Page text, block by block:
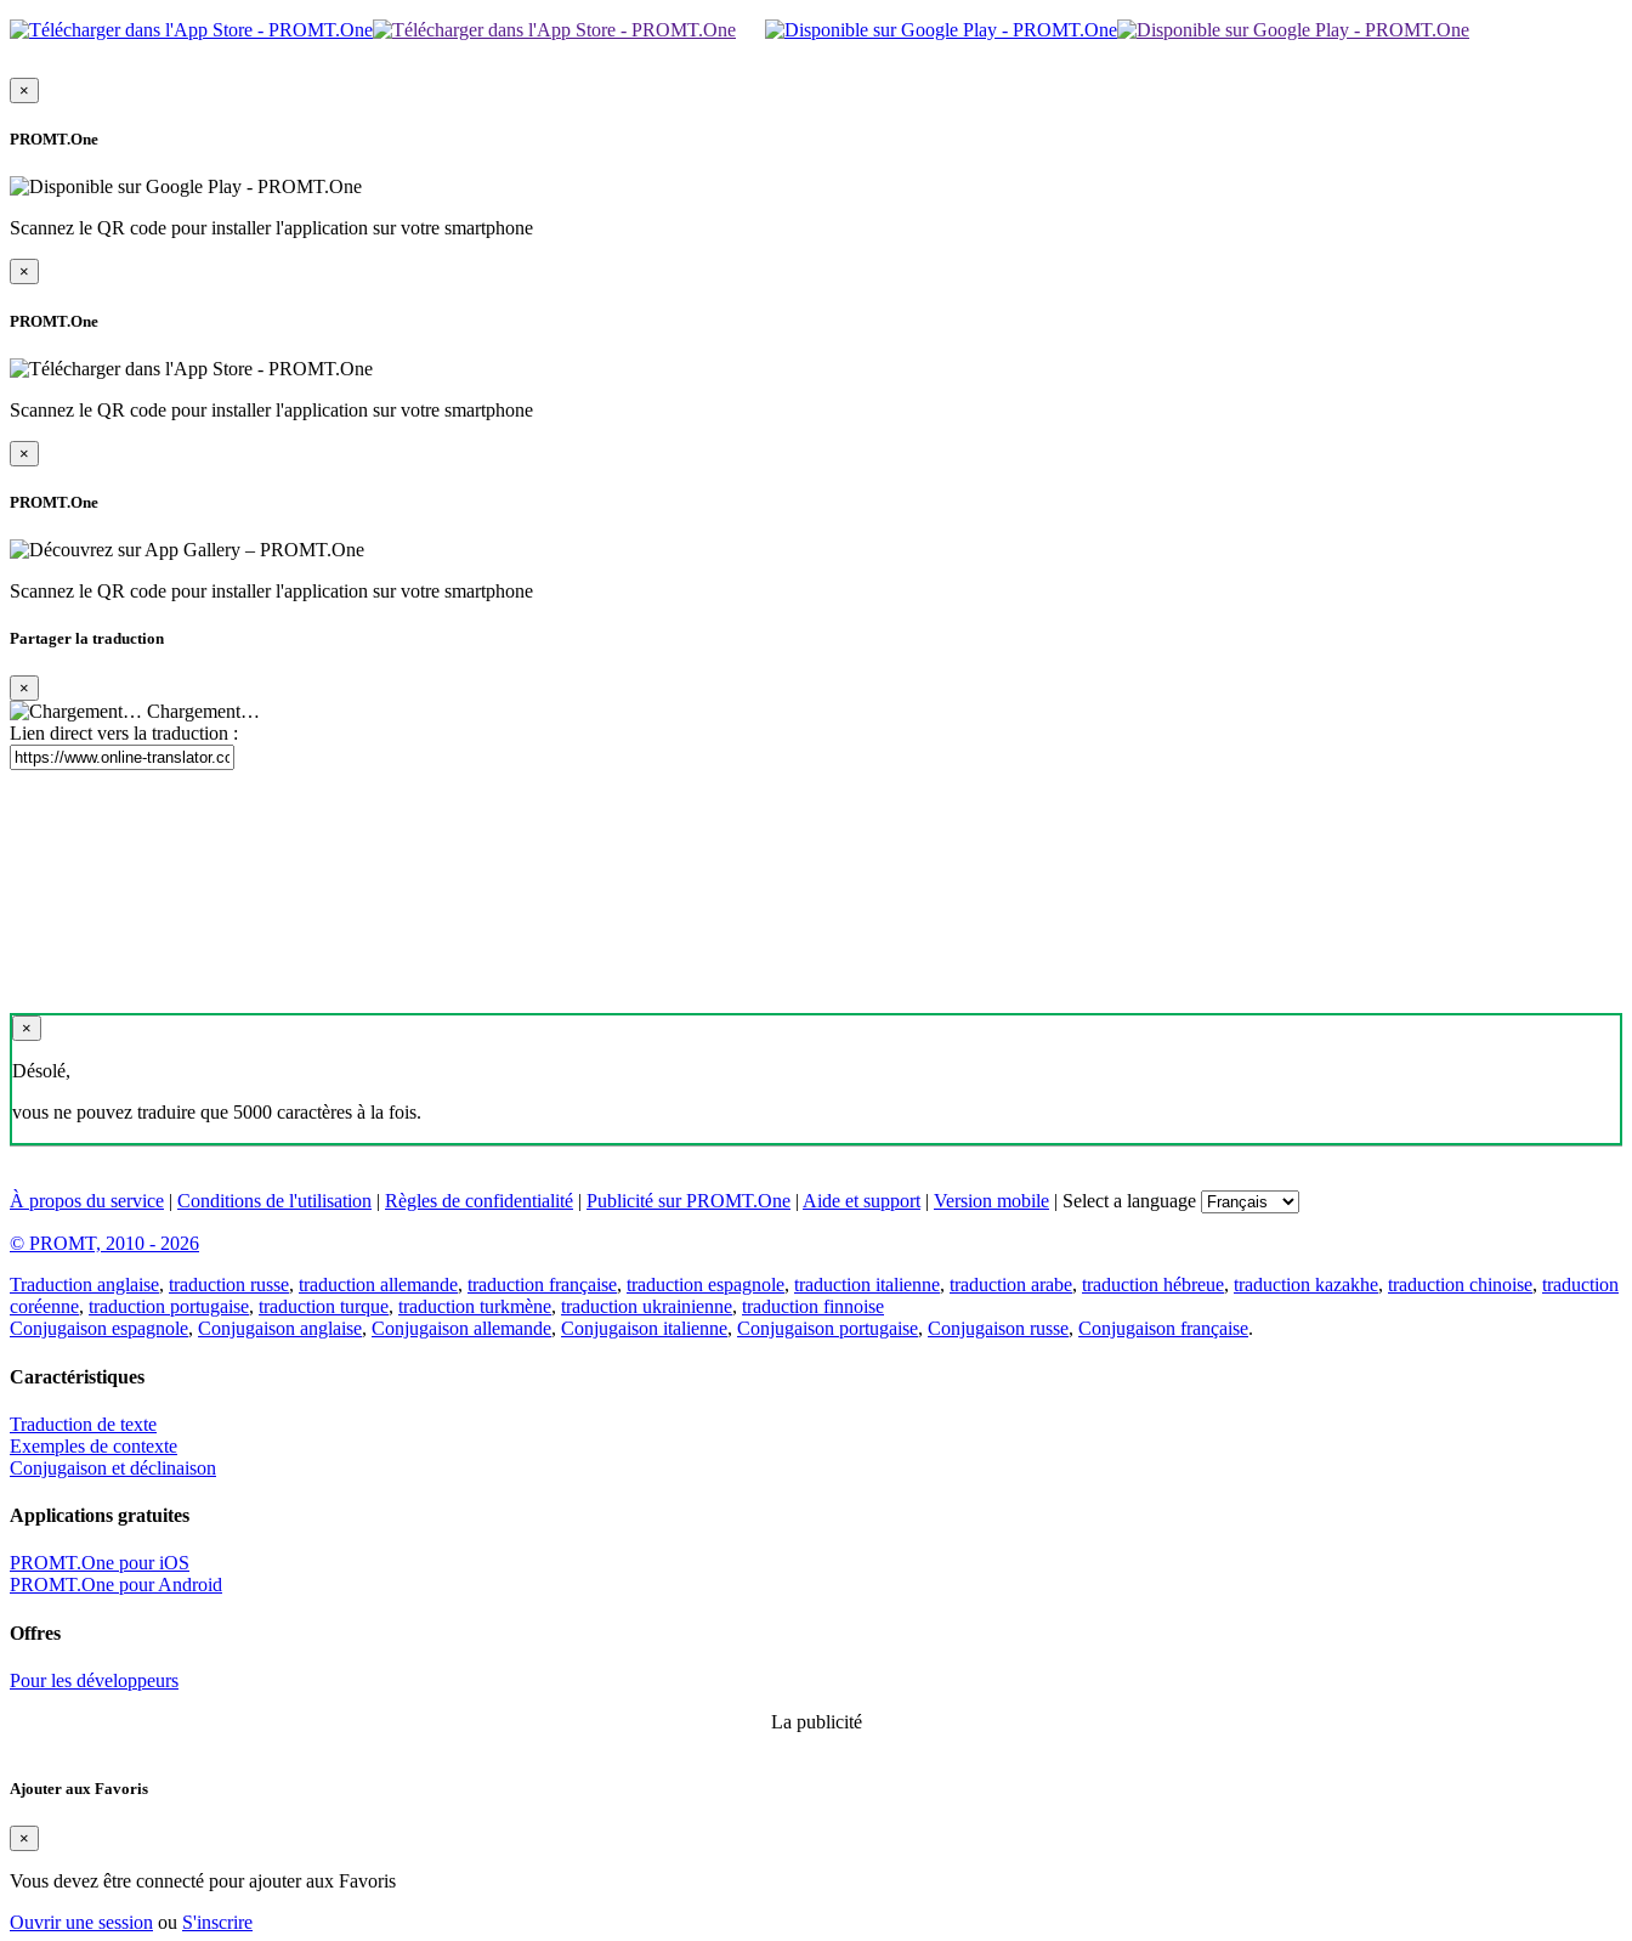
×
PROMT.One
Scannez le QR code pour installer l'application sur votre smartphone
×
PROMT.One
Scannez le QR code pour installer l'application sur votre smartphone
×
PROMT.One
Scannez le QR code pour installer l'application sur votre smartphone
Partager la traduction
×
Chargement…
Lien direct vers la traduction :
×
Désolé,
vous ne pouvez traduire que 5000 caractères à la fois.
À propos du service | Conditions de l'utilisation | Règles de confidentialité | Publicité sur PROMT.One | Aide et support| Version mobile | Select a language
© PROMT, 2010 - 2026
Traduction anglaise, traduction russe, traduction allemande, traduction française, traduction espagnole, traduction italienne, traduction arabe, traduction hébreue, traduction kazakhe, traduction chinoise, traduction
coréenne, traduction portugaise, traduction turque, traduction turkmène, traduction ukrainienne, traduction finnoise
Conjugaison espagnole, Conjugaison anglaise, Conjugaison allemande, Conjugaison italienne, Conjugaison portugaise, Conjugaison russe, Conjugaison française.
Caractéristiques
Traduction de texte
Exemples de contexte
Conjugaison et déclinaison
Applications gratuites
PROMT.One pour iOS
PROMT.One pour Android
Offres
Pour les développeurs
La publicité
Ajouter aux Favoris
×
Vous devez être connecté pour ajouter aux Favoris
Ouvrir une session ou S'inscrire